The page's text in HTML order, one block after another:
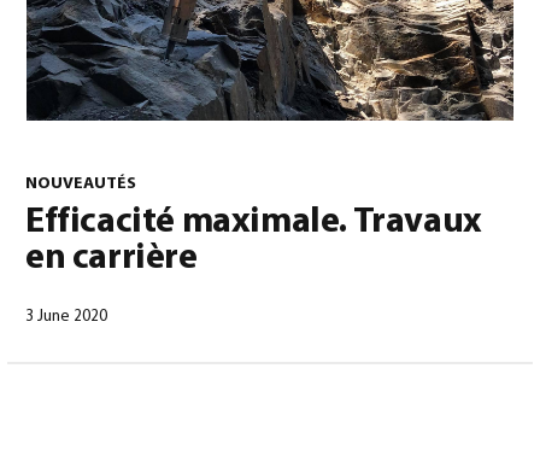
0
NOUVEAUTÉS
Efficacité maximale. Travaux
en carrière
3 June 2020